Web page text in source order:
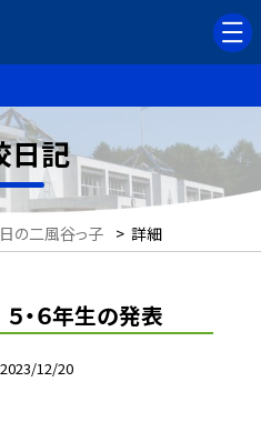
日記
の二風谷っ子 > 詳細
・６年生の発表
2023/12/20